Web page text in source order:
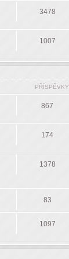
3478
1007
PŘÍSPĚVKY
867
174
1378
83
1097